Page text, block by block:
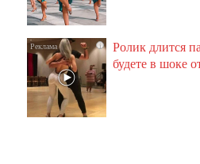
i
Ролик длится
будете в шоке